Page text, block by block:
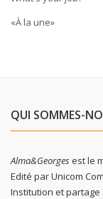
«À la une»
QUI SOMMES-
Alma&Georgesest le
Edité par Unicom
Institution et